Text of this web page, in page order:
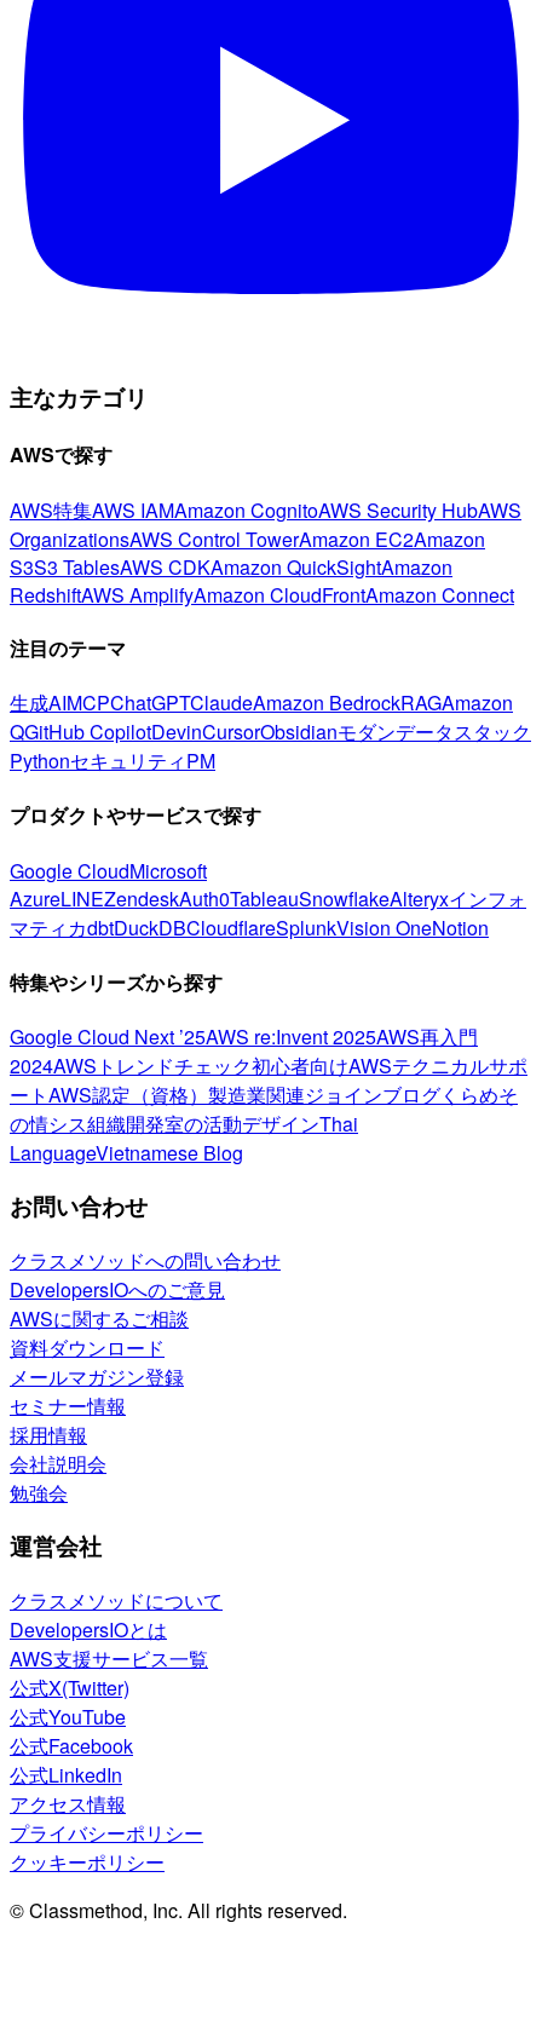
主なカテゴリ
AWSで探す
AWS特集AWS IAMAmazon CognitoAWS Security HubAWS
OrganizationsAWS Control TowerAmazon EC2Amazon
S3S3 TablesAWS CDKAmazon QuickSightAmazon
RedshiftAWS AmplifyAmazon CloudFrontAmazon Connect
注目のテーマ
生成AIMCPChatGPTClaudeAmazon BedrockRAGAmazon
QGitHub CopilotDevinCursorObsidianモダンデータスタック
PythonセキュリティPM
プロダクトやサービスで探す
Google CloudMicrosoft
AzureLINEZendeskAuth0TableauSnowflakeAlteryxインフォ
マティカdbtDuckDBCloudflareSplunkVision OneNotion
特集やシリーズから探す
Google Cloud Next ’25AWS re:Invent 2025AWS再入門
2024AWSトレンドチェック初心者向けAWSテクニカルサポ
ートAWS認定（資格） 製造業関連ジョインブログくらめそ
の情シス組織開発室の活動デザインThai
LanguageVietnamese Blog
お問い合わせ
クラスメソッドへの問い合わせ
DevelopersIOへのご意見
AWSに関するご相談
資料ダウンロード
メールマガジン登録
セミナー情報
採用情報
会社説明会
勉強会
運営会社
クラスメソッドについて
DevelopersIOとは
AWS支援サービス一覧
公式X(Twitter)
公式YouTube
公式Facebook
公式LinkedIn
アクセス情報
プライバシーポリシー
クッキーポリシー
© Classmethod, Inc. All rights reserved.